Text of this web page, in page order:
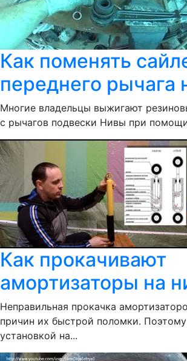
Как поменять
переднего рычага
Многие владельцы выжигают
с рычагов подвески Нивы при
Как прокачивают
амортизаторы на
Неправильная прокачка
причин их быстрой поломки.
установкой на...